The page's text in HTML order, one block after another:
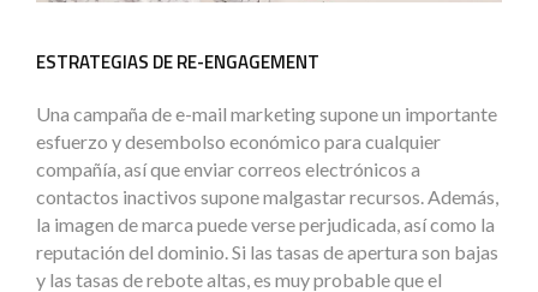
ESTRATEGIAS DE RE-ENGAGEMENT
Una campaña de e-mail marketing supone un importante
esfuerzo y desembolso económico para cualquier
compañía, así que enviar correos electrónicos a
contactos inactivos supone malgastar recursos. Además,
la imagen de marca puede verse perjudicada, así como la
reputación del dominio. Si las tasas de apertura son bajas
y las tasas de rebote altas, es muy probable que el